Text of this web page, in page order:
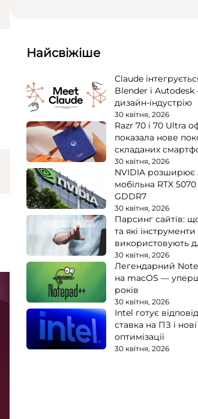
Найсвіжіше
Claude
Blender і
дизайн-індустрію
30 квітня, 2026
Razr 70 і 70 Ultra
показала нове
складаних
30 квітня, 2026
NVIDIA розширює
мобільна RTX
GDDR7
30 квітня, 2026
Парсинг сайтів:
та які інструменти
використовують
30 квітня, 2026
Легендарний
на macOS —
років
30 квітня, 2026
Intel готує
ставка на ПЗ і
оптимізації
30 квітня, 2026